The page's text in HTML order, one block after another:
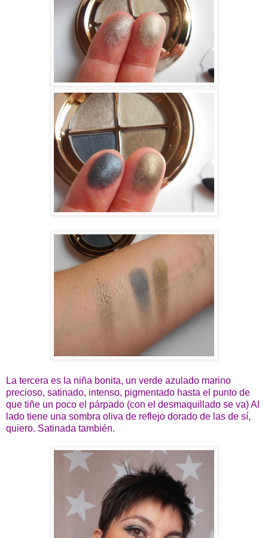
La tercera es la niña bonita, un verde azulado marino
precioso, satinado, intenso, pigmentado hasta el punto de
que tiñe un poco el párpado (con el desmaquillado se va) Al
lado tiene una sombra oliva de reflejo dorado de las de sí,
quiero. Satinada también.